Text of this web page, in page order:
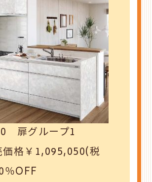
扉グループ1
価格￥1,095,050(税
OFF